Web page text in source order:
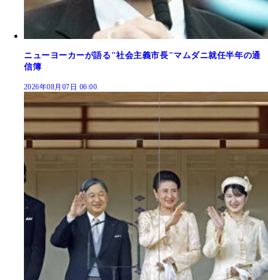
ニューヨーカーが語る"社会主義市長"マムダニ就任半年の通
信簿
2026年08月07日 06:00